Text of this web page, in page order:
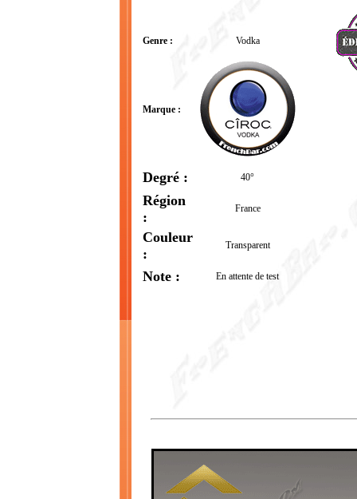
Genre : Vodka
Marque :
Degré : 40°
Région
:
France
Couleur
:
Transparent
Note : En attente de test